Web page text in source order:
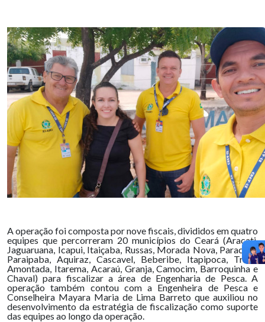
A operação foi composta por nove fiscais, divididos em quatro
equipes que percorreram 20 municípios do Ceará (Aracati,
Jaguaruana, Icapui, Itaiçaba, Russas, Morada Nova, Paracuru,
Paraipaba, Aquiraz, Cascavel, Beberibe, Itapipoca, Trairi,
Amontada, Itarema, Acaraú, Granja, Camocim, Barroquinha e
Chaval) para fiscalizar a área de Engenharia de Pesca. A
operação também contou com a Engenheira de Pesca e
Conselheira Mayara Maria de Lima Barreto que auxiliou no
desenvolvimento da estratégia de fiscalização como suporte
das equipes ao longo da operação.